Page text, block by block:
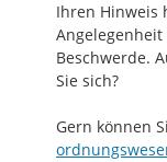
Ihren Hinweis
Beschwerde.
Sie sich?